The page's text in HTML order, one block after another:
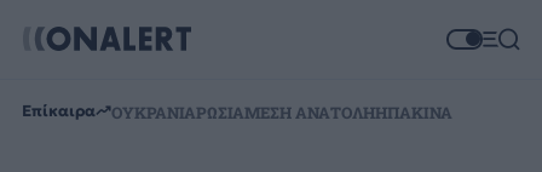
Επίκαιρα ΟΥΚΡΑΝΙΑΡΩΣΙΑΜΕΣΗ ΑΝΑΤΟΛΗΗΠΑΚΙΝΑ